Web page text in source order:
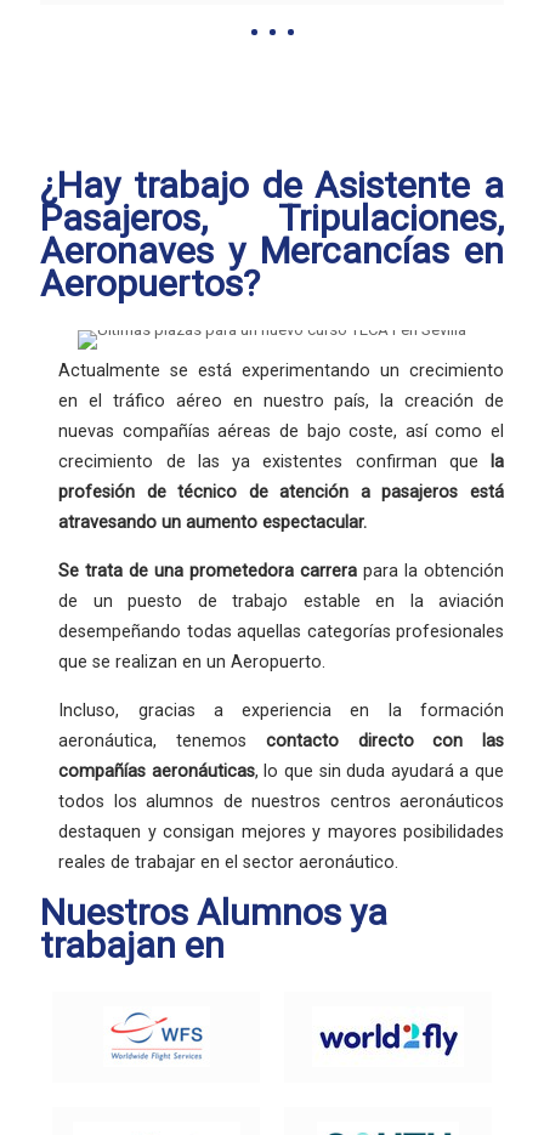
¿Hay trabajo de Asistente a
Pasajeros, Tripulaciones,
Aeronaves y Mercancías en
Aeropuertos?
Actualmente se está experimentando un crecimiento
en el tráfico aéreo en nuestro país, la creación de
nuevas compañías aéreas de bajo coste, así como el
crecimiento de las ya existentes confirman que
la
profesión
de técnico de atención a pasajeros está
atravesando un aumento espectacular.
Se trata de unaprometedora carrera para la obtención
de un puesto de trabajo estable en la aviación
desempeñando todas aquellas categorías profesionales
que se realizan en un Aeropuerto.
Incluso, gracias a experiencia en la formación
aeronáutica, tenemos contacto directo con las
compañías aeronáuticas, lo que sin duda ayudará a que
todos los alumnos de nuestros centros aeronáuticos
destaquen y consigan mejores y mayores posibilidades
reales de trabajar en el sector aeronáutico.
Nuestros Alumnos ya
trabajan en